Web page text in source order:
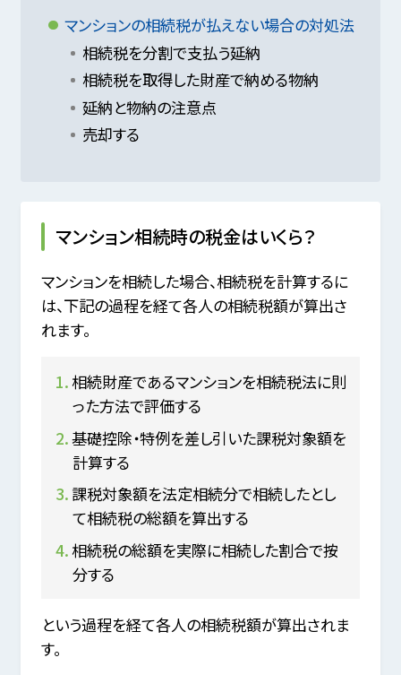
マンションの相続税が払えない場合の対処法
相続税を分割で支払う延納
相続税を取得した財産で納める物納
延納と物納の注意点
売却する
マンション相続時の税金はいくら？
マンションを相続した場合、相続税を計算するに
は、下記の過程を経て各人の相続税額が算出さ
れます。
相続財産であるマンションを相続税法に則
った方法で評価する
基礎控除・特例を差し引いた課税対象額を
計算する
課税対象額を法定相続分で相続したとし
て相続税の総額を算出する
相続税の総額を実際に相続した割合で按
分する
という過程を経て各人の相続税額が算出されま
す。